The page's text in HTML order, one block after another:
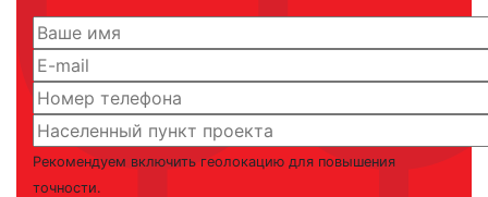
Рекомендуем включить геолокацию для повышения
точности.